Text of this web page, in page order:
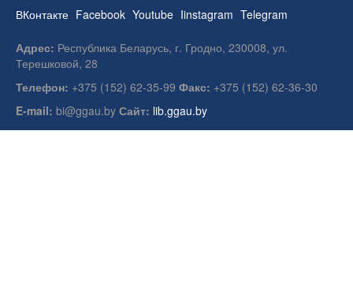
ВКонтакте Facebook Youtube Iinstagram Telegram
Адрес: Республика Беларусь, г. Гродно, 230008, ул.
Терешковой, 28
Телефон: +375 (152) 62-35-99 Факс: +375 (152) 62-36-30
E-mail: bi@ggau.by Сайт: lib.ggau.by